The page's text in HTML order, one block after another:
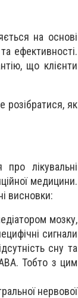
на основі
ефективності.
що клієнти
як
лікувальні
медицини.
висновки:
мозку,
сигнали
сну та
Тобто з цим
нервової